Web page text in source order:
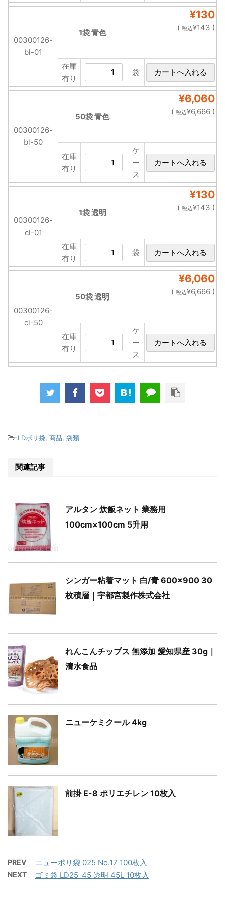
00300126-
bl-01
1袋 青色
¥130
( 税込¥143 )
在庫
有り
袋
00300126-
bl-50
50袋 青色
¥6,060
( 税込¥6,666 )
在庫
有り
ケ
ー
ス
00300126-
cl-01
1袋 透明
¥130
( 税込¥143 )
在庫
有り
袋
00300126-
cl-50
50袋 透明
¥6,060
( 税込¥6,666 )
在庫
有り
ケ
ー
ス
-LDポリ袋, 商品, 袋類
関連記事
アルタン 炊飯ネット 業務用
100cm×100cm 5升用
シンガー粘着マット 白/青 600×900 30
枚積層｜宇都宮製作株式会社
れんこんチップス 無添加 愛知県産 30g｜
清水食品
ニューケミクール 4kg
前掛 E-8 ポリエチレン 10枚入
PREV ニューポリ袋 025 No.17 100枚入
NEXT ゴミ袋 LD25-45 透明 45L 10枚入